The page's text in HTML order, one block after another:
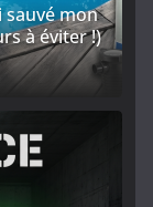
sauvé mon
à éviter !)